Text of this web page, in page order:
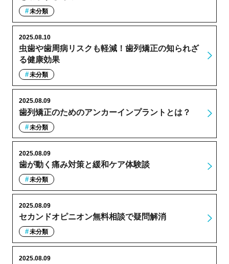
未分類
虫歯や歯周病リスクも軽減！歯列矯正の知られざ
る健康効果
2025.08.10
未分類
歯列矯正のためのアンカーインプラントとは？
2025.08.09
未分類
歯が動く痛み対策と緩和ケア体験談
2025.08.09
未分類
セカンドオピニオン無料相談で疑問解消
2025.08.09
未分類
2025.08.09